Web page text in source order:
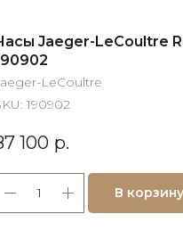
Jaeger-LeCoultre
LeCoultre
190902
100 р.
В корзину